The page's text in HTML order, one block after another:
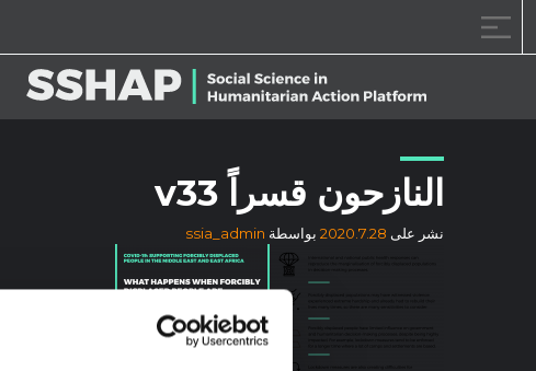
النازحون قسراً v33
نشر على 2020.7.28 بواسطة ssia_admin